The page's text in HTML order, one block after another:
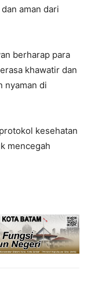
aman dari
berharap para
khawatir dan
nyaman di
kesehatan
mencegah